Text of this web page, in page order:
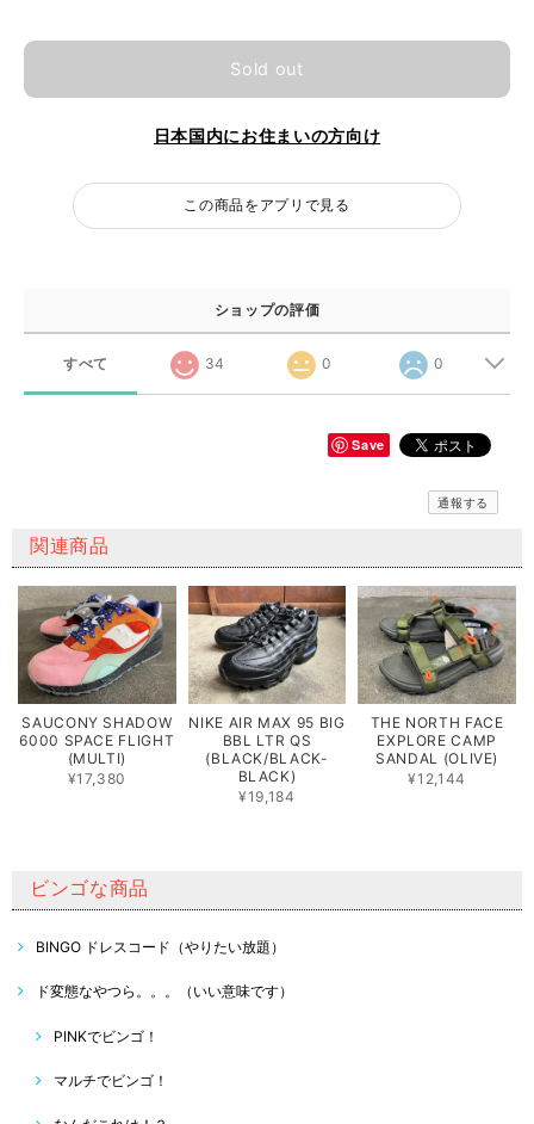
Sold out
日本国内にお住まいの方向け
この商品をアプリで見る
ショップの評価
すべて 34 0 0
Save
通報する
関連商品
SAUCONY SHADOW
6000 SPACE FLIGHT
(MULTI)
¥17,380
NIKE AIR MAX 95 BIG
BBL LTR QS
(BLACK/BLACK-
BLACK)
¥19,184
THE NORTH FACE
EXPLORE CAMP
SANDAL (OLIVE)
¥12,144
ビンゴな商品
BINGO ドレスコード（やりたい放題）
ド変態なやつら。。。（いい意味です）
PINKでビンゴ！
マルチでビンゴ！